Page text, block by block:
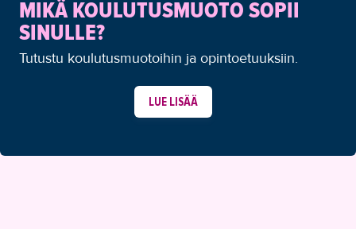
MIKÄ KOULUTUSMUOTO SOPII
SINULLE?
Tutustu koulutusmuotoihin ja opintoetuuksiin.
LUE LISÄÄ